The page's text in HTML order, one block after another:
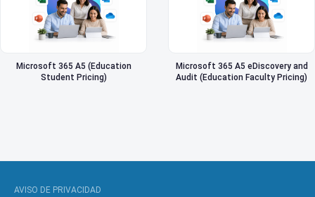
Microsoft 365 A5 (Education
Student Pricing)
Microsoft 365 A5 eDiscovery and
Audit (Education Faculty Pricing)
AVISO DE PRIVACIDAD